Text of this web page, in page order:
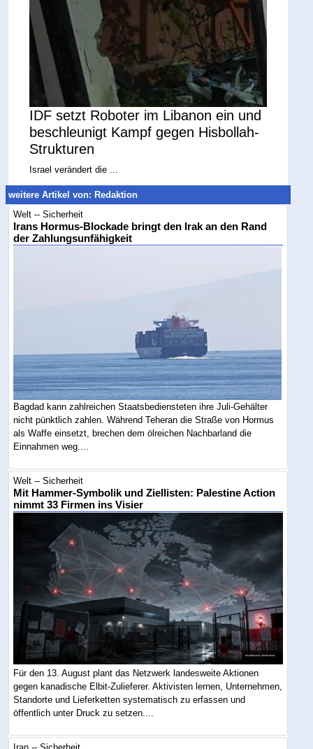
IDF setzt Roboter im Libanon ein und
beschleunigt Kampf gegen Hisbollah-
Strukturen
Israel verändert die ...
weitere Artikel von: Redaktion
Welt -- Sicherheit
Irans Hormus-Blockade bringt den Irak an den Rand
der Zahlungsunfähigkeit
Bagdad kann zahlreichen Staatsbediensteten ihre Juli-Gehälter
nicht pünktlich zahlen. Während Teheran die Straße von Hormus
als Waffe einsetzt, brechen dem ölreichen Nachbarland die
Einnahmen weg....
Welt -- Sicherheit
Mit Hammer-Symbolik und Ziellisten: Palestine Action
nimmt 33 Firmen ins Visier
Für den 13. August plant das Netzwerk landesweite Aktionen
gegen kanadische Elbit-Zulieferer. Aktivisten lernen, Unternehmen,
Standorte und Lieferketten systematisch zu erfassen und
öffentlich unter Druck zu setzen....